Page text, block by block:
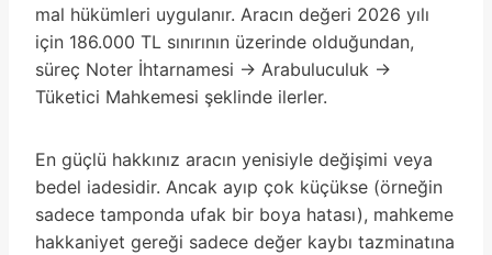
mal hükümleri uygulanır. Aracın değeri 2026 yılı
için 186.000 TL sınırının üzerinde olduğundan,
süreç Noter İhtarnamesi -> Arabuluculuk ->
Tüketici Mahkemesi şeklinde ilerler.
En güçlü hakkınız aracın yenisiyle değişimi veya
bedel iadesidir. Ancak ayıp çok küçükse (örneğin
sadece tamponda ufak bir boya hatası), mahkeme
hakkaniyet gereği sadece değer kaybı tazminatına